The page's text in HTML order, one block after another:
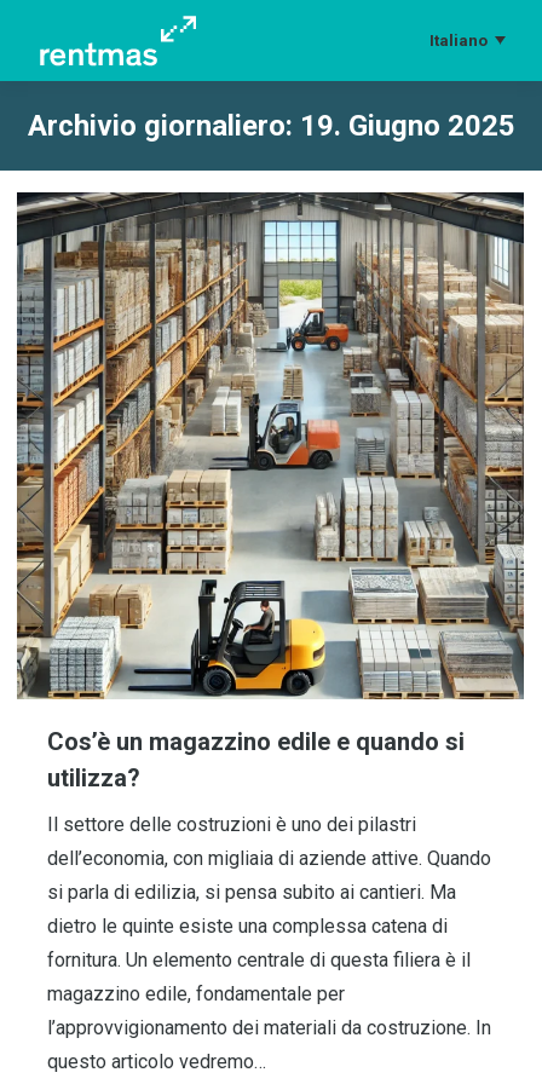
Italiano
Archivio giornaliero: 19. Giugno 2025
Cos’è un magazzino edile e quando si
utilizza?
Il settore delle costruzioni è uno dei pilastri
dell’economia, con migliaia di aziende attive. Quando
si parla di edilizia, si pensa subito ai cantieri. Ma
dietro le quinte esiste una complessa catena di
fornitura. Un elemento centrale di questa filiera è il
magazzino edile, fondamentale per
l’approvvigionamento dei materiali da costruzione. In
questo articolo vedremo…